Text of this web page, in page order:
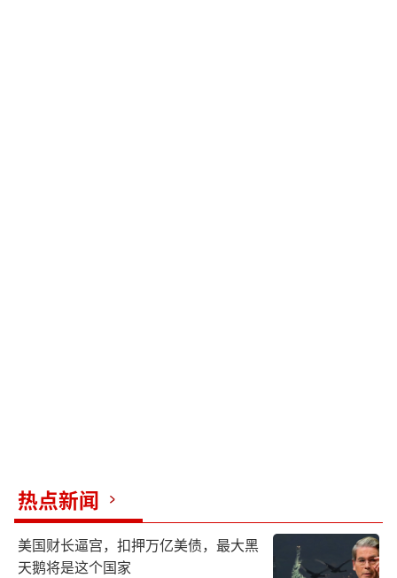
战系统”失效。这种情况让西方国家感到不
安。
（责任编辑：卢其龙 CM0882）
热点新闻
美国财长逼宫，扣押万亿美债，最大黑
天鹅将是这个国家